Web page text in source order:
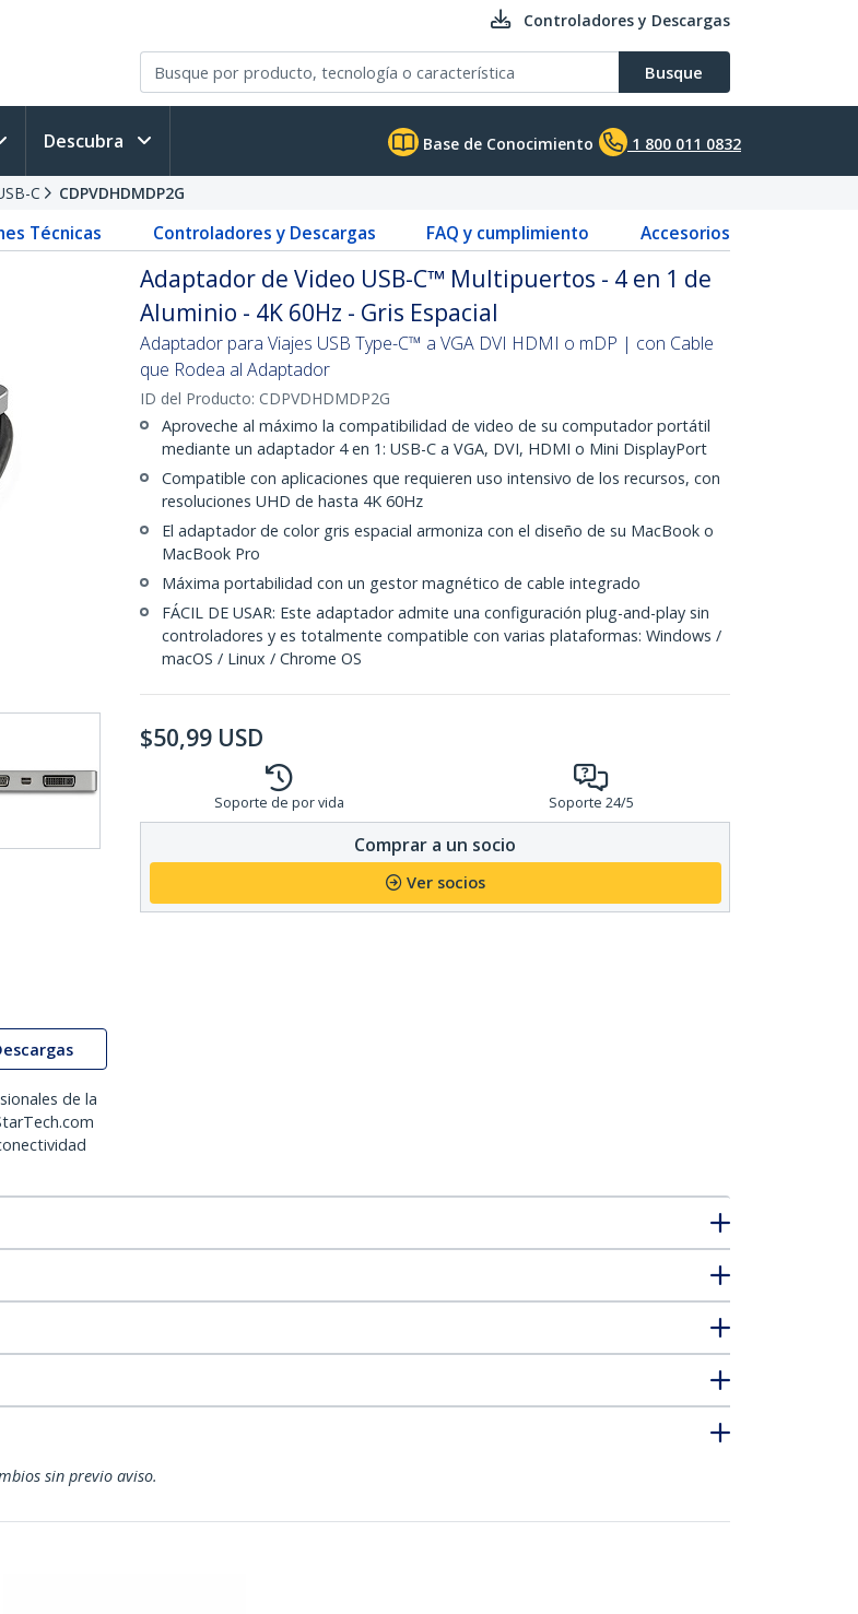
Controladores y Descargas
Busque
Descubra Base de Conocimiento 1 800 011 0832
C CDPVDHDMDP2G
Técnicas Controladores y Descargas FAQ y cumplimiento Accesorios
de la
Adaptador de Video USB-C™ Multipuertos - 4 en 1 de
Aluminio - 4K 60Hz - Gris Espacial
Adaptador para Viajes USB Type-C™ a VGA DVI HDMI o mDP | con Cable
que Rodea al Adaptador
ID del Producto: CDPVDHDMDP2G
Aproveche al máximo la compatibilidad de video de su computador portátil
mediante un adaptador 4 en 1: USB-C a VGA, DVI, HDMI o Mini DisplayPort
Compatible con aplicaciones que requieren uso intensivo de los recursos, con
resoluciones UHD de hasta 4K 60Hz
El adaptador de color gris espacial armoniza con el diseño de su MacBook o
MacBook Pro
Máxima portabilidad con un gestor magnético de cable integrado
FÁCIL DE USAR: Este adaptador admite una configuración plug-and-play sin
controladores y es totalmente compatible con varias plataformas: Windows /
macOS / Linux / Chrome OS
$50,99 USD
Soporte de por vida Soporte 24/5
Comprar a un socio
Ver socios
sin previo aviso.